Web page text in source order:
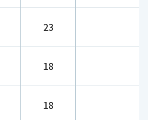
23
18
18